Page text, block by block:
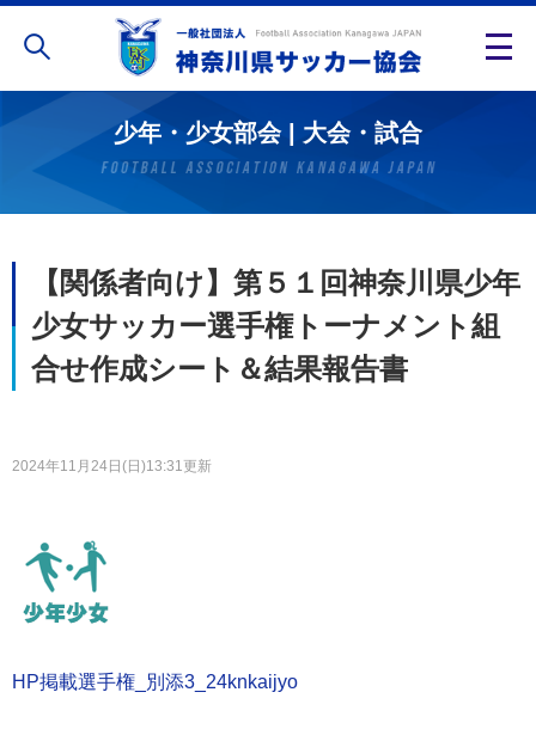
少年・少女部会 | 大会・試合
【関係者向け】第５１回神奈川県少年
少女サッカー選手権トーナメント組
合せ作成シート＆結果報告書
2024年11月24日(日)13:31更新
HP掲載選手権_別添3_24knkaijyo